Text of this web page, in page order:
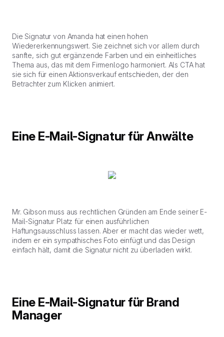
Die Signatur von Amanda hat einen hohen
Wiedererkennungswert. Sie zeichnet sich vor allem durch
sanfte, sich gut ergänzende Farben und ein einheitliches
Thema aus, das mit dem Firmenlogo harmoniert. Als CTA hat
sie sich für einen Aktionsverkauf entschieden, der den
Betrachter zum Klicken animiert.
Eine E-Mail-Signatur für Anwälte
Mr. Gibson muss aus rechtlichen Gründen am Ende seiner E-
Mail-Signatur Platz für einen ausführlichen
Haftungsausschluss lassen. Aber er macht das wieder wett,
indem er ein sympathisches Foto einfügt und das Design
einfach hält, damit die Signatur nicht zu überladen wirkt.
Eine E-Mail-Signatur für Brand
Manager